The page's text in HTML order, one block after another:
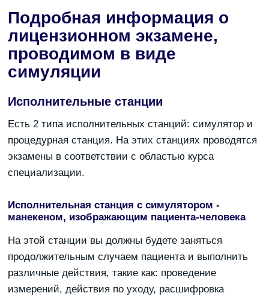
Подробная информация о
лицензионном экзамене,
проводимом в виде
симуляции
Исполнительные станции
Есть 2 типа исполнительных станций: симулятор и
процедурная станция. На этих станциях проводятся
экзамены в соответствии с областью курса
специализации.
Исполнительная станция с симулятором -
манекеном, изображающим пациента-человека
На этой станции вы должны будете заняться
продолжительным случаем пациента и выполнить
различные действия, такие как: проведение
измерений, действия по уходу, расшифровка